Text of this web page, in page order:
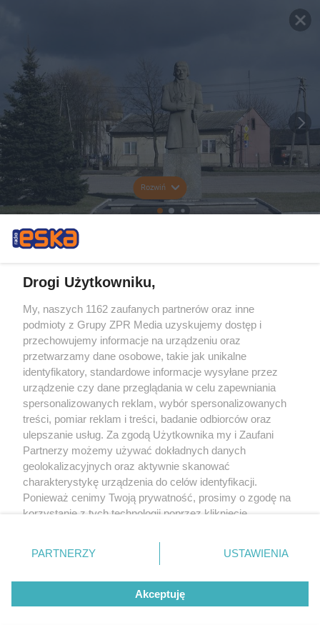
Rozwiń
Drogi Użytkowniku,
My, naszych 1162 zaufanych partnerów oraz inne
podmioty z Grupy ZPR Media uzyskujemy dostęp i
przechowujemy informacje na urządzeniu oraz
przetwarzamy dane osobowe, takie jak unikalne
identyfikatory, standardowe informacje wysyłane przez
urządzenie czy dane przeglądania w celu zapewniania
spersonalizowanych reklam, wybór spersonalizowanych
treści, pomiar reklam i treści, badanie odbiorców oraz
ulepszanie usług. Za zgodą Użytkownika my i Zaufani
Partnerzy możemy używać dokładnych danych
geolokalizacyjnych oraz aktywnie skanować
charakterystykę urządzenia do celów identyfikacji.
Ponieważ cenimy Twoją prywatność, prosimy o zgodę na
korzystanie z tych technologii poprzez kliknięcie
zmienić/wycofać klikając przycisk ustawień prywatności
znajdujący się w lewym dolnym rogu strony
rodzaje przetwarzania danych nie wymagają zgody
użytkownika, ale masz prawo sprzeciwić się takiemu
przetwarzaniu. Preferencje będą miały zastosowanie tylko
PARTNERZY USTAWIENIA
Akceptuję